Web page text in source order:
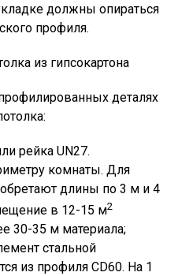
должны опираться
профиля.
из гипсокартона
деталях
рейка UN27.
комнаты. Для
длины по 3 м и 4
в 12-15 м2
30-35 м материала;
стальной
из профиля CD60. На 1